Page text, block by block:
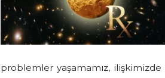
problemler yaşamamız, ilişkimizde